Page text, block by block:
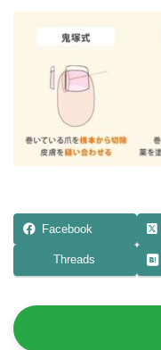
Facebook
Threads